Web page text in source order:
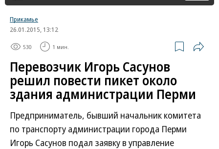
Прикамье
26.01.2015, 13:12
530 1 мин.
Перевозчик Игорь Сасунов
решил повести пикет около
здания администрации Перми
Предприниматель, бывший начальник комитета
по транспорту администрации города Перми
Игорь Сасунов подал заявку в управление